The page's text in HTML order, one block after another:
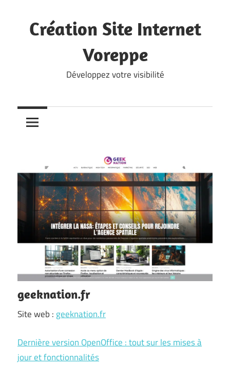
content
Création Site Internet
Voreppe
Développez votre visibilité
geeknation.fr
Site web : geeknation.fr
Dernière version OpenOffice : tout sur les mises à
jour et fonctionnalités